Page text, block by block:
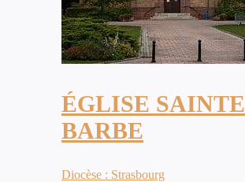
ÉGLISE SAINTE
BARBE
Diocèse : Strasbourg